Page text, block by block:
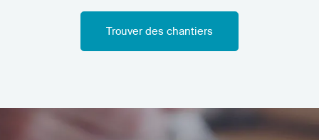
Trouver des chantiers